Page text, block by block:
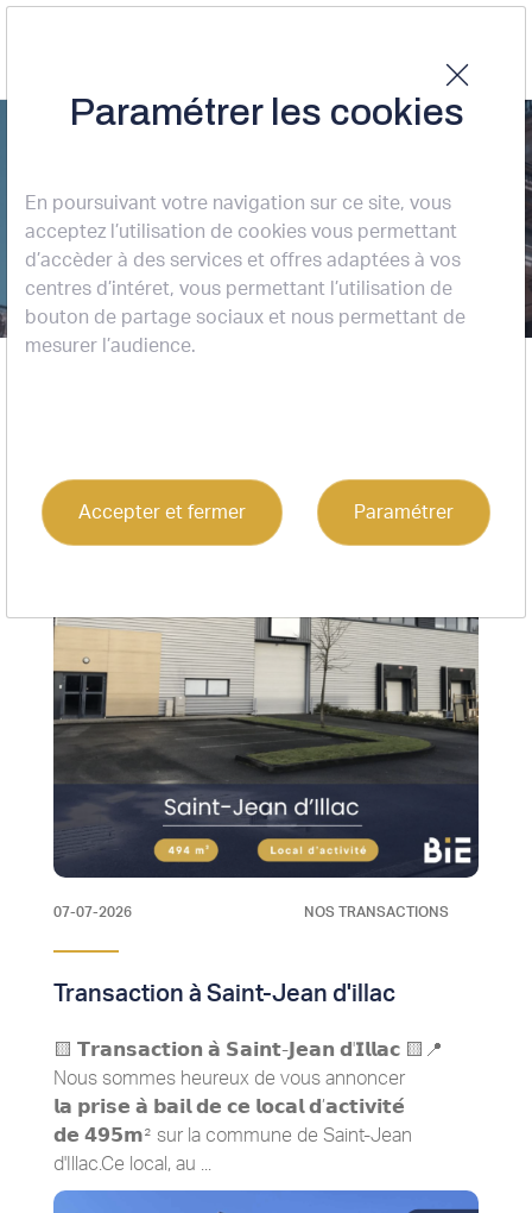
Paramétrer les cookies
En poursuivant votre navigation sur ce site, vous
acceptez l’utilisation de cookies vous permettant
d’accèder à des services et offres adaptées à vos
centres d’intéret, vous permettant l’utilisation de
bouton de partage sociaux et nous permettant de
mesurer l’audience.
Accepter et fermer Paramétrer
Nos actualités
07-07-2026 NOS TRANSACTIONS
Transaction à Saint-Jean d'illac
🟨 𝗧𝗿𝗮𝗻𝘀𝗮𝗰𝘁𝗶𝗼𝗻 𝗮̀ 𝗦𝗮𝗶𝗻𝘁-𝗝𝗲𝗮𝗻 𝗱'𝗜𝗹𝗹𝗮𝗰​ 🟨📍
Nous sommes heureux de vous annoncer
𝗹𝗮 𝗽𝗿𝗶𝘀𝗲 𝗮̀ 𝗯𝗮𝗶𝗹 𝗱𝗲 𝗰𝗲 𝗹𝗼𝗰𝗮𝗹 𝗱’𝗮𝗰𝘁𝗶𝘃𝗶𝘁𝗲́
𝗱𝗲 𝟰𝟵𝟱𝗺² sur la commune de Saint-Jean
d'Illac.Ce local, au ...